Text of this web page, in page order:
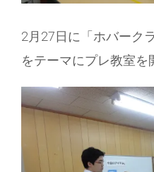
2月27日に「ホバーク
をテーマにプレ教室を